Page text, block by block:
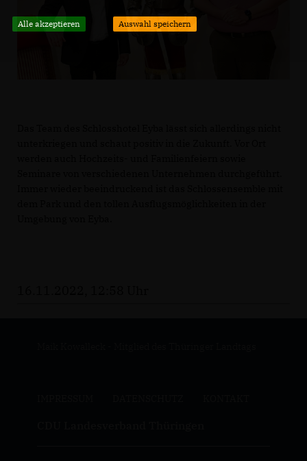
Alle akzeptieren Auswahl speichern